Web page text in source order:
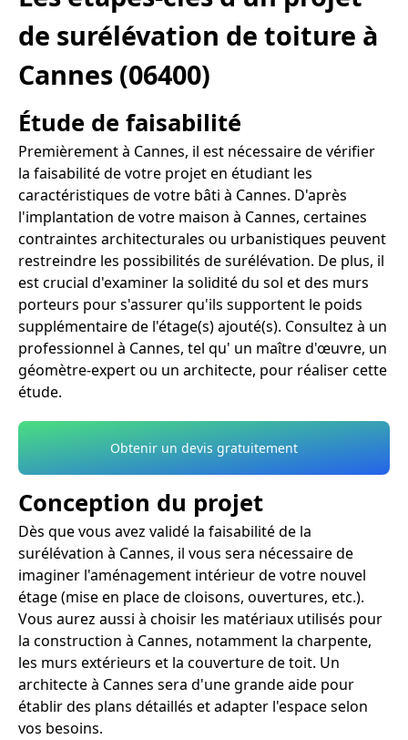
de surélévation de toiture à
Cannes (06400)
Étude de faisabilité
Premièrement à Cannes, il est nécessaire de vérifier
la faisabilité de votre projet en étudiant les
caractéristiques de votre bâti à Cannes. D'après
l'implantation de votre maison à Cannes, certaines
contraintes architecturales ou urbanistiques peuvent
restreindre les possibilités de surélévation. De plus, il
est crucial d'examiner la solidité du sol et des murs
porteurs pour s'assurer qu'ils supportent le poids
supplémentaire de l'étage(s) ajouté(s). Consultez à un
professionnel à Cannes, tel qu' un maître d'œuvre, un
géomètre-expert ou un architecte, pour réaliser cette
étude.
Obtenir un devis gratuitement
Conception du projet
Dès que vous avez validé la faisabilité de la
surélévation à Cannes, il vous sera nécessaire de
imaginer l'aménagement intérieur de votre nouvel
étage (mise en place de cloisons, ouvertures, etc.).
Vous aurez aussi à choisir les matériaux utilisés pour
la construction à Cannes, notamment la charpente,
les murs extérieurs et la couverture de toit. Un
architecte à Cannes sera d'une grande aide pour
établir des plans détaillés et adapter l'espace selon
vos besoins.